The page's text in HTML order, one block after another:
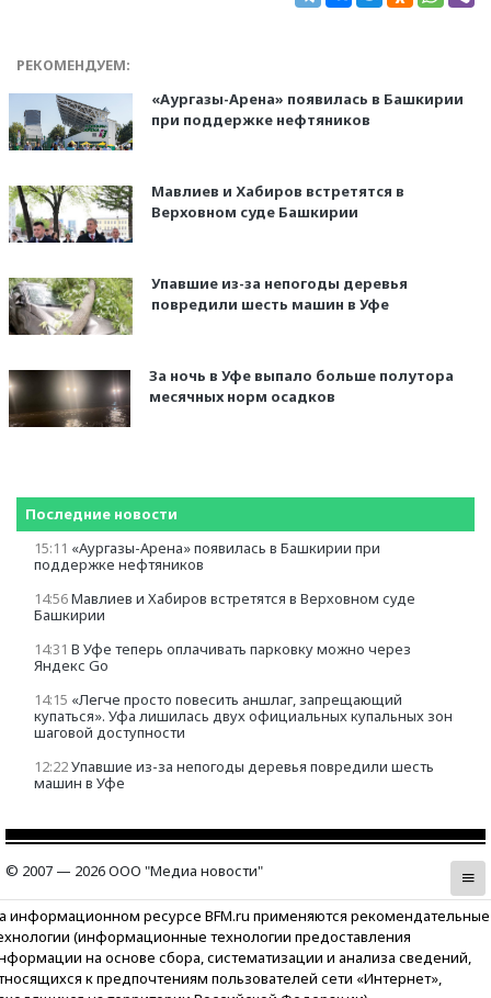
РЕКОМЕНДУЕМ:
«Аургазы-Арена» появилась в Башкирии
при поддержке нефтяников
Мавлиев и Хабиров встретятся в
Верховном суде Башкирии
Упавшие из-за непогоды деревья
повредили шесть машин в Уфе
За ночь в Уфе выпало больше полутора
месячных норм осадков
Последние новости
15:11 «Аургазы-Арена» появилась в Башкирии при
поддержке нефтяников
14:56Мавлиев и Хабиров встретятся в Верховном суде
Башкирии
14:31 В Уфе теперь оплачивать парковку можно через
Яндекс Go
14:15 «Легче просто повесить аншлаг, запрещающий
купаться». Уфа лишилась двух официальных купальных зон
шаговой доступности
12:22Упавшие из-за непогоды деревья повредили шесть
машин в Уфе
© 2007 — 2026 ООО "Медиа новости"
информационном ресурсе BFM.ru применяются рекомендательные
(информационные технологии предоставления
на основе сбора, систематизации и анализа сведений,
к предпочтениям пользователей сети «Интернет»,